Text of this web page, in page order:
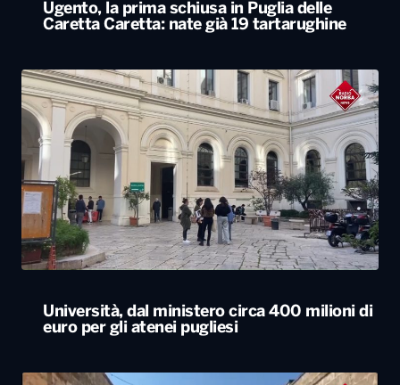
Ugento, la prima schiusa in Puglia delle
Caretta Caretta: nate già 19 tartarughine
Università, dal ministero circa 400 milioni di
euro per gli atenei pugliesi